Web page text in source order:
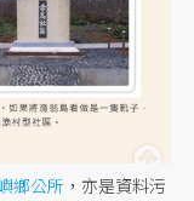
鄉公所 ，亦是資料污